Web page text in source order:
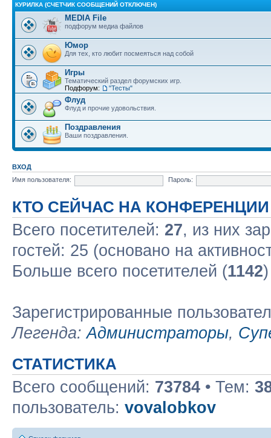
КУРИЛКА (СЧЕТЧИК СООБЩЕНИЙ ОТКЛЮЧЕН)
MEDIA File
подфорум медиа файлов
Юмор
Для тех, кто любит посмеяться над собой
Игры
Тематический раздел форумских игр.
Подфорум:
"Тесты"
Флуд
Флуд и прочие удовольствия.
Поздравления
Ваши поздравления.
ВХОД
Имя пользователя:
Пароль:
КТО СЕЙЧАС НА КОНФЕРЕНЦИИ
Всего посетителей: 27, из них
гостей: 25 (основано на
Больше всего посетителей (1142
Зарегистрированные
Легенда:Администраторы,
СТАТИСТИКА
Всего сообщений: 73784 • Тем:
пользователь: vovalobkov